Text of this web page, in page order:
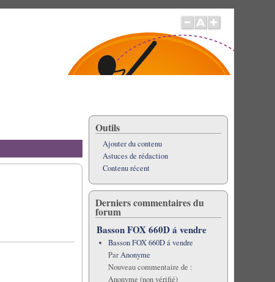
Outils
Ajouter du contenu
Astuces de rédaction
Contenu récent
Derniers commentaires du
forum
Basson FOX 660D á vendre
Basson FOX 660D á vendre
ParAnonyme
Nouveau commentaire de :
Anonyme (non vérifié)